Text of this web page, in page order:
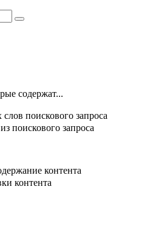
содержат...
слов поискового запроса
поискового запроса
контента
контента